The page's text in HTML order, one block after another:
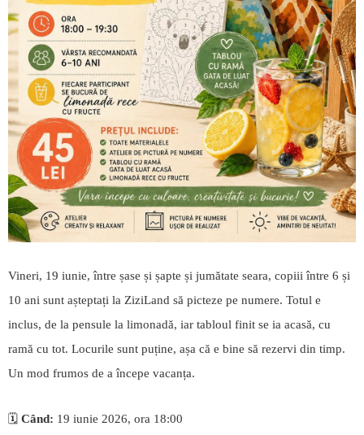
Vineri, 19 iunie, între șase și șapte și jumătate seara, copiii între 6 și
10 ani sunt așteptați la ZiziLand să picteze pe numere. Totul e
inclus, de la pensule la limonadă, iar tabloul finit se ia acasă, cu
ramă cu tot. Locurile sunt puține, așa că e bine să rezervi din timp.
Un mod frumos de a începe vacanța.
🗓️ Când: 19 iunie 2026, ora 18:00